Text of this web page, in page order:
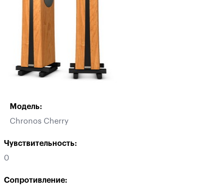
Модель:
Chronos Cherry
Чувствительность:
0
Сопротивление: